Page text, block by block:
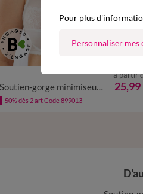
Soutien-gorge minimiseur dentelle tulle - avec armatures
à partir
25,99
-50% dès 2 art Code 899013
Pour plus
Personnaliser mes